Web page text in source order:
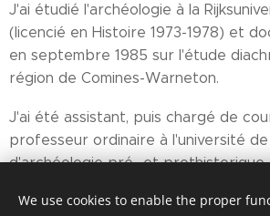
J'ai étudié l'archéologie à la
(licencié en Histoire 1973-1978) et
en septembre 1985 sur l'étude
région de Comines-Warneton.
J'ai été assistant, puis chargé de
professeur ordinaire à l'université
d'archéologie pré- et prothistorique.
We use cookies to enable the proper